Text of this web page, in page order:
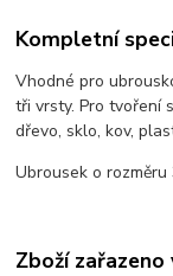
Kompletní
Vhodné pro
tři vrsty. Pro tvoření
dřevo, sklo, kov,
Ubrousek o rozměru
Zboží